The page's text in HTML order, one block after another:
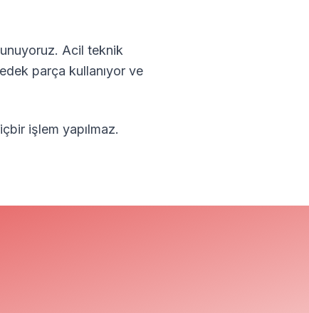
Acil teknik
parça kullanıyor ve
işlem yapılmaz.